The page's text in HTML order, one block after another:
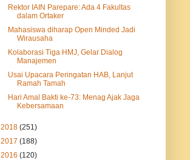
Rektor IAIN Parepare: Ada 4 Fakultas
dalam Ortaker
Mahasiswa diharap Open Minded Jadi
Wirausaha
Kolaborasi Tiga HMJ, Gelar Dialog
Manajemen
Usai Upacara Peringatan HAB, Lanjut
Ramah Tamah
Hari Amal Bakti ke-73: Menag Ajak Jaga
Kebersamaan
2018 (251)
2017 (188)
2016 (120)